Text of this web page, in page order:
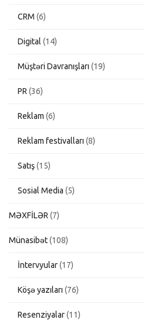
CRM (6)
Digital (14)
Müştəri Davranışları (19)
PR (36)
Reklam (6)
Reklam festivalları (8)
Satış(15)
Sosial Media (5)
MƏXFİLƏR (7)
Münasibət(108)
İntervyular(17)
Köşə yazıları (76)
Resenziyalar(11)